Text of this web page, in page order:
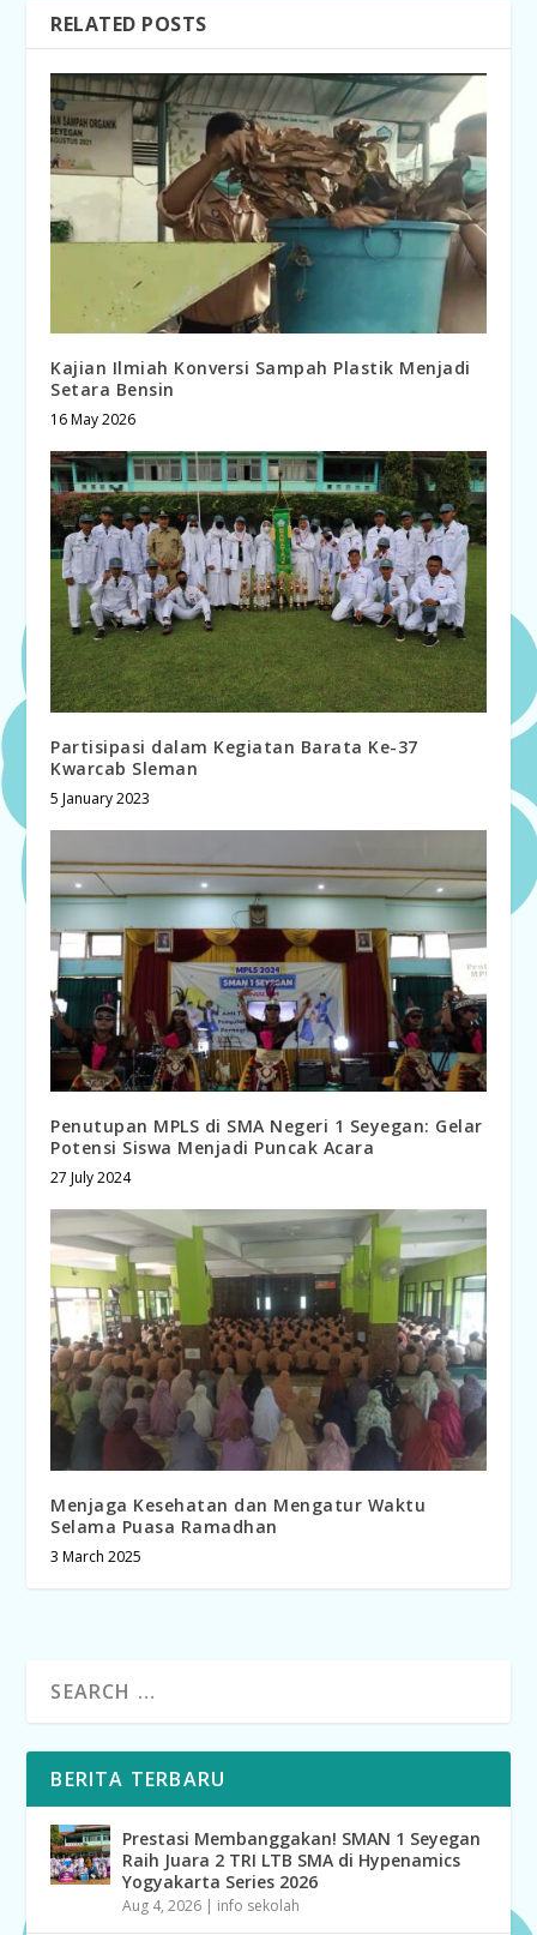
RELATED POSTS
Kajian Ilmiah Konversi Sampah Plastik Menjadi
Setara Bensin
16 May 2026
Partisipasi dalam Kegiatan Barata Ke-37
Kwarcab Sleman
5 January 2023
Penutupan MPLS di SMA Negeri 1 Seyegan: Gelar
Potensi Siswa Menjadi Puncak Acara
27 July 2024
Menjaga Kesehatan dan Mengatur Waktu
Selama Puasa Ramadhan
3 March 2025
BERITA TERBARU
Prestasi Membanggakan! SMAN 1 Seyegan
Raih Juara 2 TRI LTB SMA di Hypenamics
Yogyakarta Series 2026
Aug 4, 2026 | info sekolah